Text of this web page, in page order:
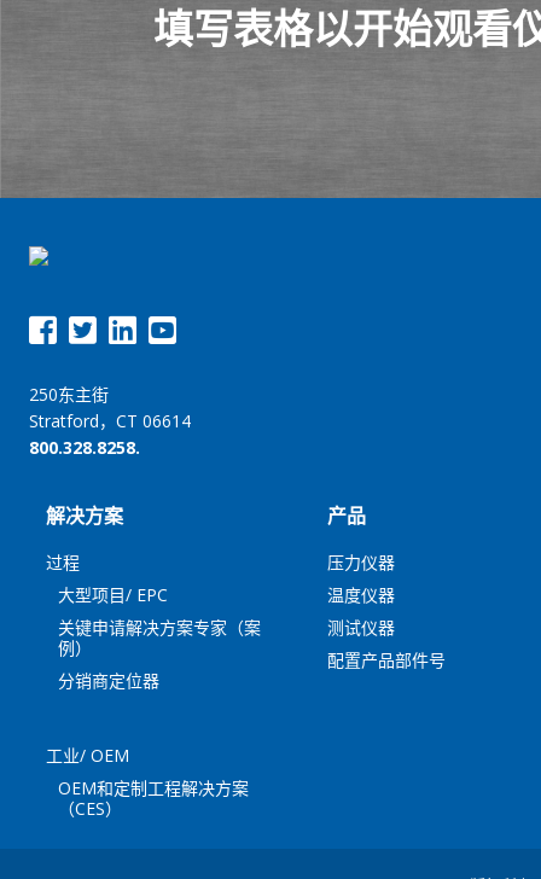
填写表格以开始观看
250东主街
Stratford，CT 06614
800.328.8258.
解决方案
过程
大型项目/ EPC
关键申请解决方案专家（案
例）
分销商定位器
工业/ OEM
OEM和定制工程解决方案
（CES）
产品
压力仪器
温度仪器
测试仪器
配置产品部件号